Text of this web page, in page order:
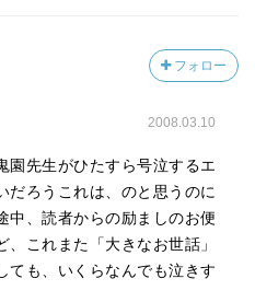
フォロー
2008.03.10
園先生がひたすら号泣するエ
だろうこれは、のと思うのに
中、読者からの励ましのお便
これまた「大きなお世話」
ても、いくらなんでも泣きす